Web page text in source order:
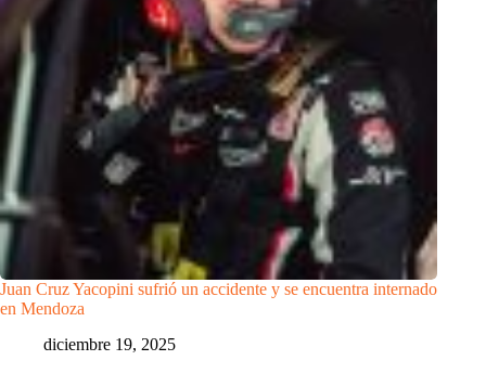
Juan Cruz Yacopini sufrió un accidente y se encuentra internado
en Mendoza
diciembre 19, 2025